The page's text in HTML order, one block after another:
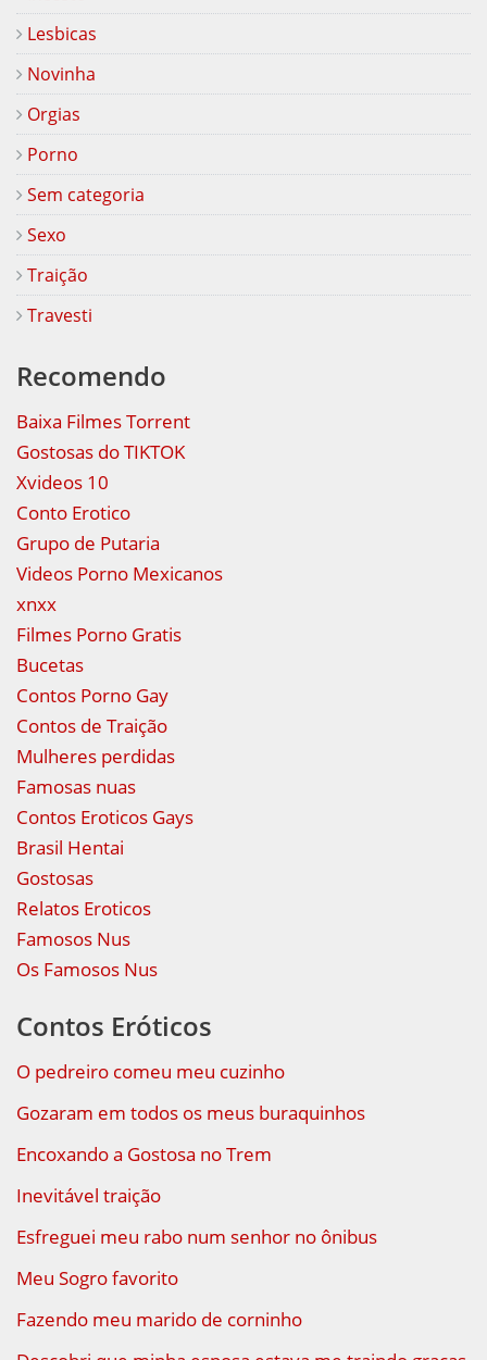
Lesbicas
Novinha
Orgias
Porno
Sem categoria
Sexo
Traição
Travesti
Recomendo
Baixa Filmes Torrent
Gostosas do TIKTOK
Xvideos 10
Conto Erotico
Grupo de Putaria
Videos Porno Mexicanos
xnxx
Filmes Porno Gratis
Bucetas
Contos Porno Gay
Contos de Traição
Mulheres perdidas
Famosas nuas
Contos Eroticos Gays
Brasil Hentai
Gostosas
Relatos Eroticos
Famosos Nus
Os Famosos Nus
Contos Eróticos
O pedreiro comeu meu cuzinho
Gozaram em todos os meus buraquinhos
Encoxando a Gostosa no Trem
Inevitável traição
Esfreguei meu rabo num senhor no ônibus
Meu Sogro favorito
Fazendo meu marido de corninho